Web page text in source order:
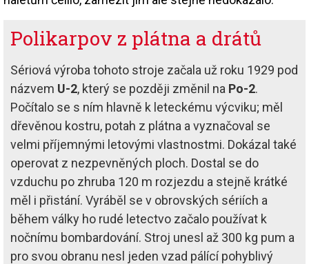
Polikarpov z plátna a drátů
Sériová výroba tohoto stroje začala už roku 1929 pod
názvem U-2, který se později změnil na Po-2.
Počítalo se s ním hlavně k leteckému výcviku; měl
dřevěnou kostru, potah z plátna a vyznačoval se
velmi příjemnými letovými vlastnostmi. Dokázal také
operovat z nezpevněných ploch. Dostal se do
vzduchu po zhruba 120 m rozjezdu a stejně krátké
měl i přistání. Vyráběl se v obrovských sériích a
během války ho rudé letectvo začalo používat k
nočnímu bombardování. Stroj unesl až 300 kg pum a
pro svou obranu nesl jeden vzad pálící pohyblivý